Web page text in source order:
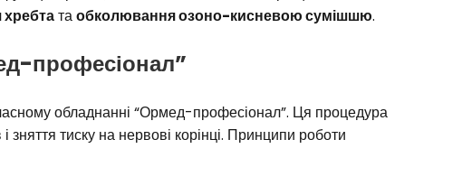
хребтатаобколювання озоно-кисневою сумішшю.
професіонал”
обладнанні “Ормед-професіонал”. Ця процедура
тиску на нервові корінці. Принципи роботи